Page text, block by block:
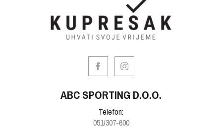
ABC SPORTING D.O.O.
Telefon:
051/307-600